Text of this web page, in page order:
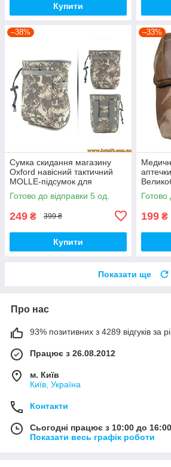
Купити
–38%
Сумка скидання магазину
Oxford навісний тактичний
MOLLE-підсумок для
скидання магазинів тактична
ACU PAT
Готово до відправки 5 од.
249 ₴ 399 ₴
Купити
–33%
MOLLE
Готово
199 ₴
Показати ще
Про нас
93% позитивних з 4289 відгуків за
Працює з 26.08.2012
м. Київ
Київ, Україна
Контакти
Сьогодні працює з 10:00 до 16:00
Показати весь графік роботи